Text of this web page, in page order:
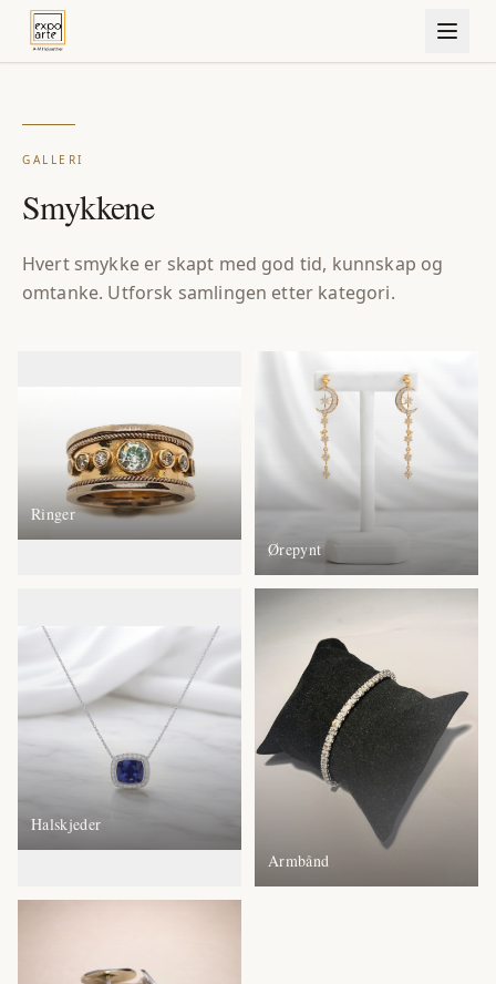
GALLERI
Smykkene
Hvert smykke er skapt med god tid, kunnskap og
omtanke. Utforsk samlingen etter kategori.
Ringer
Ørepynt
Halskjeder
Armbånd